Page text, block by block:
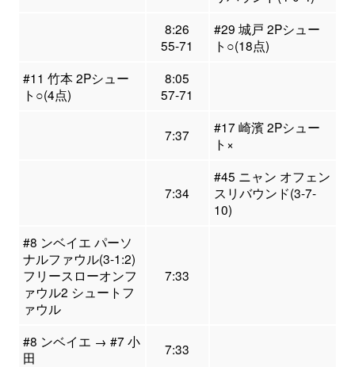
8:26
55-71
#29 城戸 2Pシュー
ト○(18点)
#11 竹本 2Pシュー
ト○(4点)
8:05
57-71
7:37
#17 崎濱 2Pシュー
ト×
7:34
#45 ニャン オフェン
スリバウンド(3-7-
10)
#8 ンベイエ パーソ
ナルファウル(3-1:2)
フリースローオンフ
ァウル2 シュートフ
ァウル
7:33
#8 ンベイエ → #7 小
田
7:33